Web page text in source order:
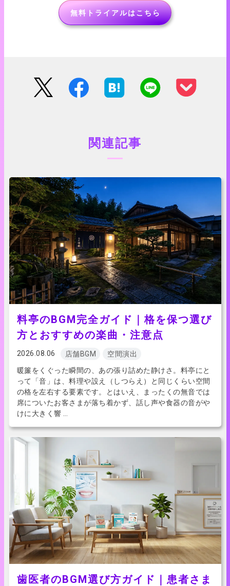
無料トライアルはこちら
関連記事
料亭のBGM完全ガイド｜格を保つ選び
方とおすすめの楽曲・注意点
2026.08.06 店舗BGM
空間演出
暖簾をくぐった瞬間の、あの張り詰めた静けさ。料亭にと
って「音」は、料理や設え（しつらえ）と同じくらい空間
の格を左右する要素です。とはいえ、まったくの無音では
席についたお客さまが落ち着かず、話し声や食器の音がや
けに大きく響 …
歯医者のBGM選び方ガイド｜患者さま